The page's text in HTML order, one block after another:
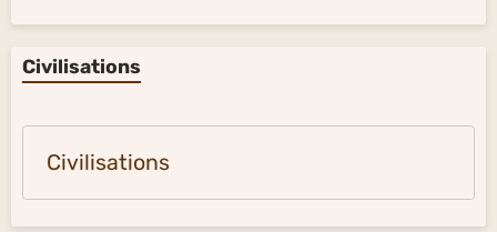
Civilisations
Civilisations